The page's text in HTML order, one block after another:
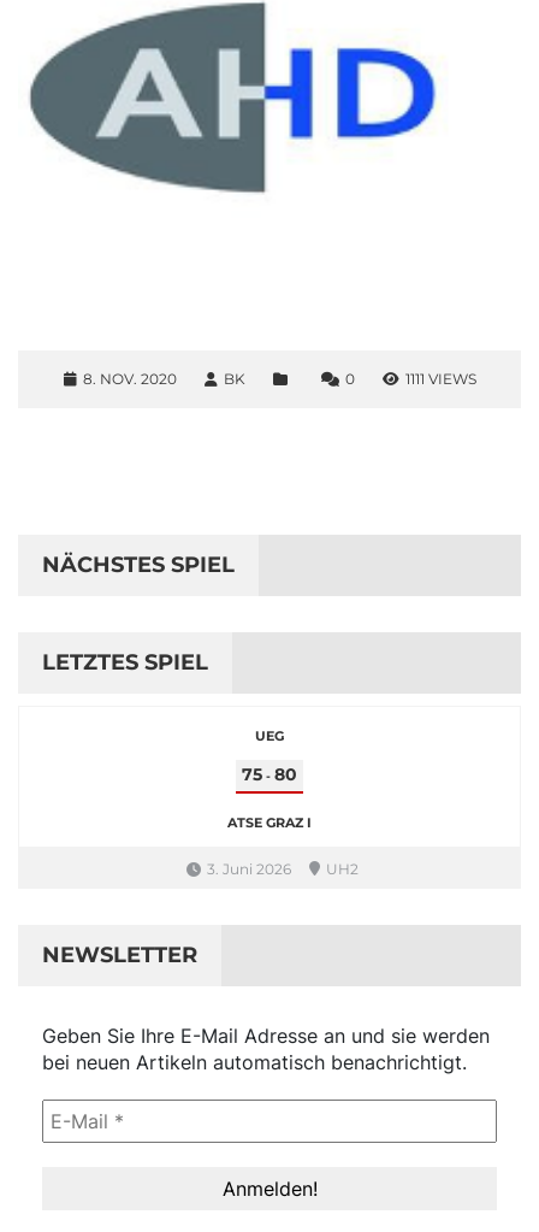
8. NOV. 2020 BK 0 1111 VIEWS
NÄCHSTES SPIEL
LETZTES SPIEL
UEG
75 - 80
ATSE GRAZ I
3. Juni 2026 UH2
NEWSLETTER
Geben Sie Ihre E-Mail Adresse an und sie werden
bei neuen Artikeln automatisch benachrichtigt.